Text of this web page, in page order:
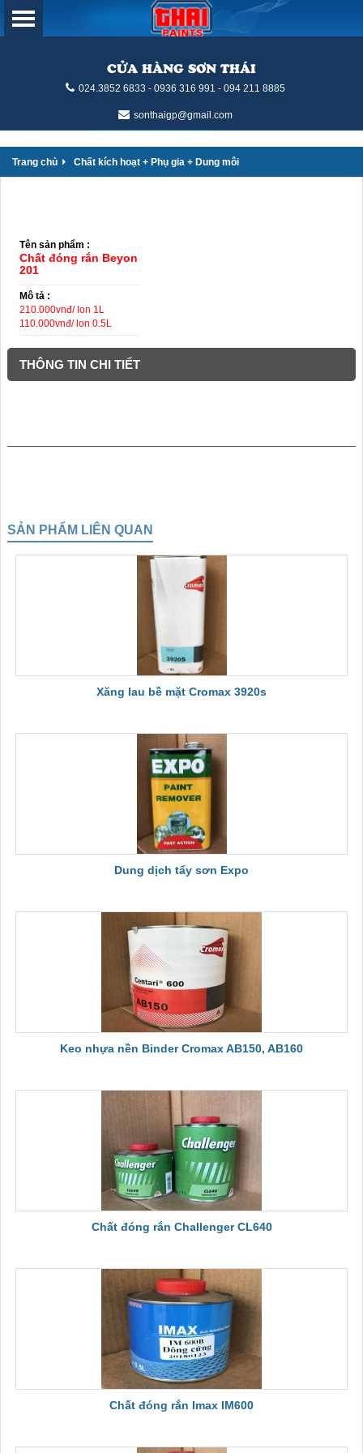
CỬA HÀNG SƠN THÁI
024.3852 6833 - 0936 316 991 - 094 211 8885
sonthaigp@gmail.com
Trang chủ Chất kích hoạt + Phụ gia + Dung môi
Tên sản phẩm :
Chất đóng rắn Beyon
201
Mô tả :
210.000vnđ/ lon 1L
110.000vnđ/ lon 0.5L
THÔNG TIN CHI TIẾT
SẢN PHẨM LIÊN QUAN
Xăng lau bề mặt Cromax 3920s
Dung dịch tẩy sơn Expo
Keo nhựa nền Binder Cromax AB150, AB160
Chất đóng rắn Challenger CL640
Chất đóng rắn Imax IM600